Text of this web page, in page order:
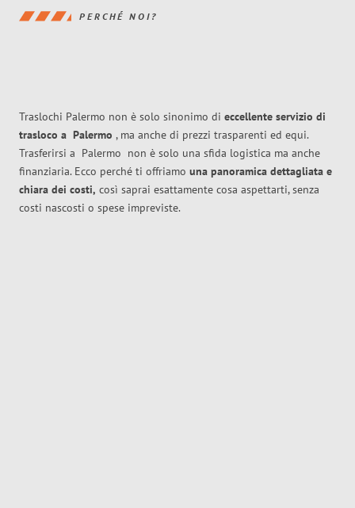
PERCHÉ NOI?
Traslochi Palermo non è solo sinonimo di eccellente servizio di
trasloco a Palermo , ma anche di prezzi trasparenti ed equi.
Trasferirsi a Palermo non è solo una sfida logistica ma anche
finanziaria. Ecco perché ti offriamo una panoramica dettagliata e
chiara dei costi, così saprai esattamente cosa aspettarti, senza
costi nascosti o spese impreviste.